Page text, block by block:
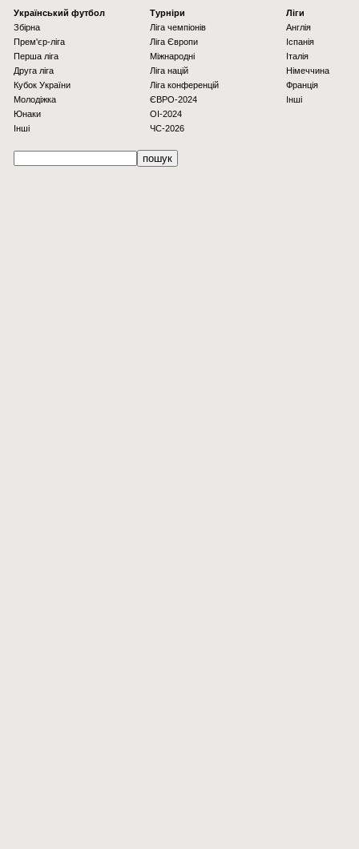
Українcький футбол
Збірна
Прем'єр-ліга
Перша ліга
Друга ліга
Кубок України
Молодіжка
Юнаки
Інші
Турніри
Ліга чемпіонів
Ліга Європи
Міжнародні
Ліга націй
Ліга конференцій
ЄВРО-2024
OI-2024
ЧС-2026
Ліги
Англія
Іспанія
Італія
Німеччина
Франція
Інші